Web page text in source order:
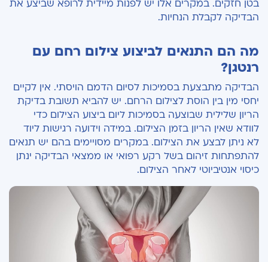
בטן חזקים. במקרים אלו יש לפנות מיידית לרופא שביצע את
הבדיקה לקבלת הנחיות.
מה הם התנאים לביצוע צילום רחם עם
רנטגן?
הבדיקה מתבצעת בסמיכות לסיום הדמם הויסתי. אין לקיים
יחסי מין בין הוסת לצילום הרחם. יש להביא תשובת בדיקת
הריון שלילית שבוצעה בסמיכות ליום ביצוע הצילום כדי
לוודא שאין הריון בזמן הצילום. במידה וידועה רגישות ליוד
לא ניתן לבצע את הצילום. במקרים מסויימים בהם יש תנאים
להתפתחות זיהום בשל רקע רפואי או ממצאי הבדיקה ינתן
כיסוי אנטיביוטי לאחר הצילום.